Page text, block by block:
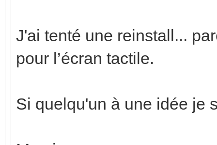
J'ai tenté une reinstall...
pour l’écran tactile.
Si quelqu'un à une idée je